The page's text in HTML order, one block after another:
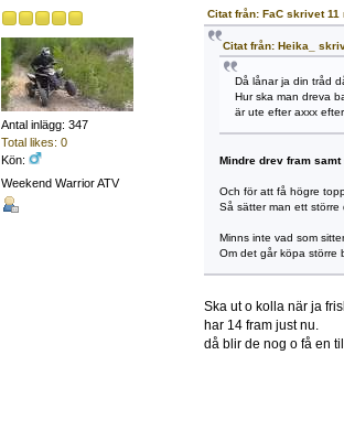
Antal inlägg: 347
Total likes: 0
Kön:
Weekend Warrior ATV
Citat från: FaC skrivet 11
Citat från: Heika_
Då lånar ja din tråd
Hur ska man dreva
är ute efter axxx
Mindre drev fram
Och för att få högre
Så sätter man ett större
Minns inte vad som
Om det går köpa större
Ska ut o kolla när ja
har 14 fram just nu.
då blir de nog o få en